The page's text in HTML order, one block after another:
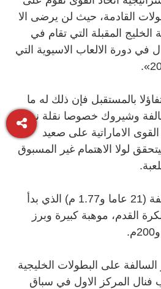
القادمة، حيث لن يرضى الا
الخليج المقبلة التي تقام في
في دورة الالعاب الاسيوية التي
بالمستقبل فإن ذلك له ما
وشيروك خصوصا نقلة نوعية
الاماراتية على صعيد
لولا الاهتمام غير المسبوق
ويعتبر عمر جمعة السالفة (21 عاما و1.77 م) الذي بدأ
القدم، موهبة كبيرة وبرز
،2006 سيطر السالفة على البطولات الخليجية
فنال المركز الاول في سباق